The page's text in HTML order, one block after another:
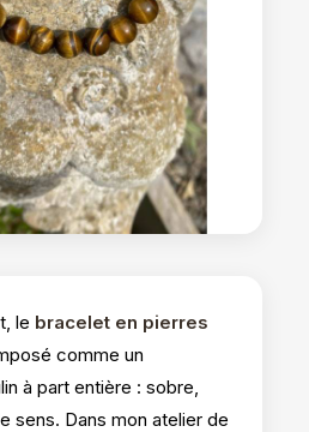
le bracelet en pierres
comme un
à part entière : sobre,
sens. Dans mon atelier de